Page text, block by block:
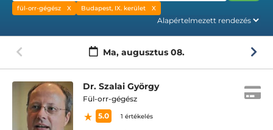
fül-orr-gégész Budapest, IX. kerület
Ma, augusztus 08.
Dr. Szalai György
Fül-orr-gégész
5.0
1 értékelés